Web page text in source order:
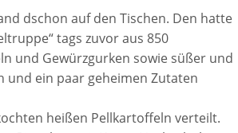
dschon auf den Tischen. Den hatte
tags zuvor aus 850
und Gewürzgurken sowie süßer und
und ein paar geheimen Zutaten
heißen Pellkartoffeln verteilt.